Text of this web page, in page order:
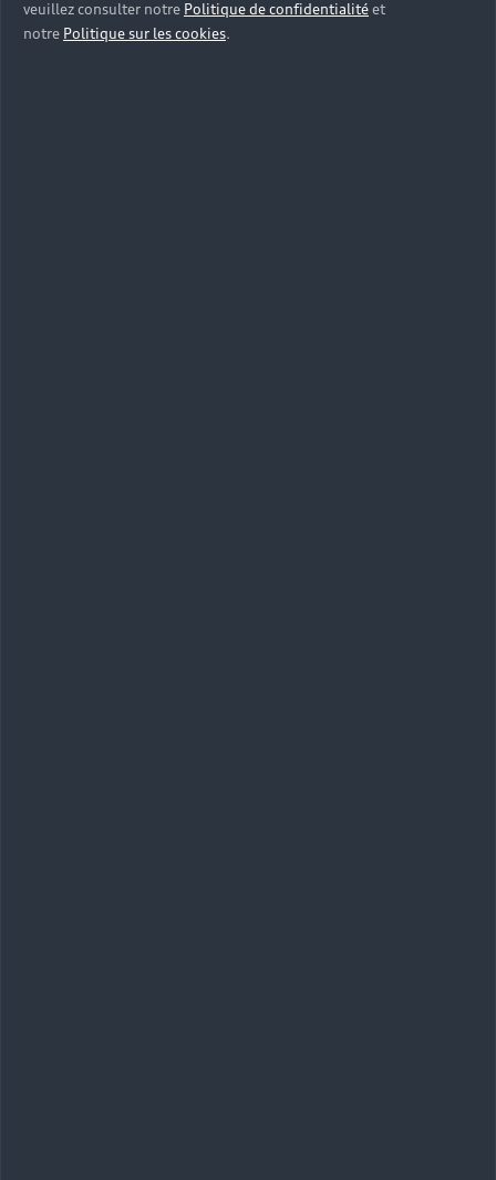
veuillez consulter notre Politique de confidentialitéet
notre Politique sur les cookies.